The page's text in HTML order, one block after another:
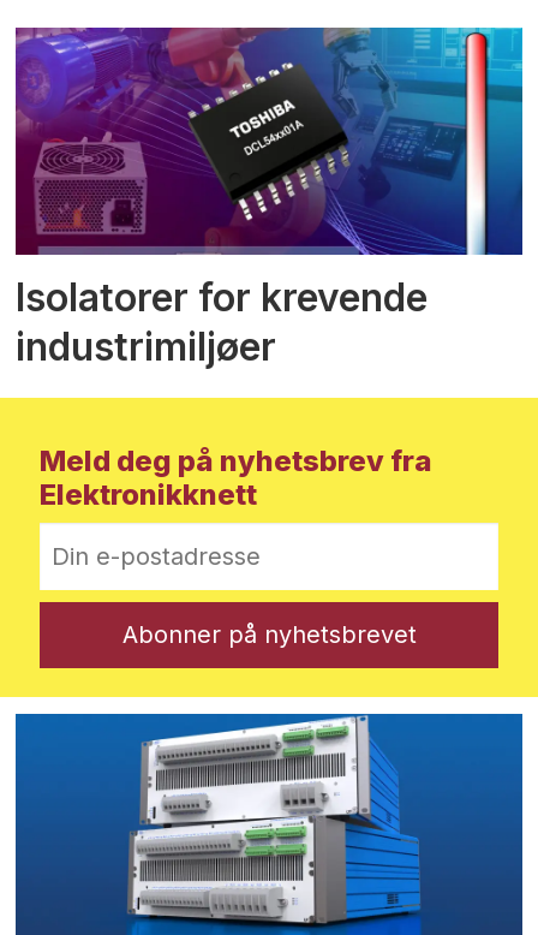
Isolatorer for krevende
industrimiljøer
Meld deg på nyhetsbrev fra
Elektronikknett